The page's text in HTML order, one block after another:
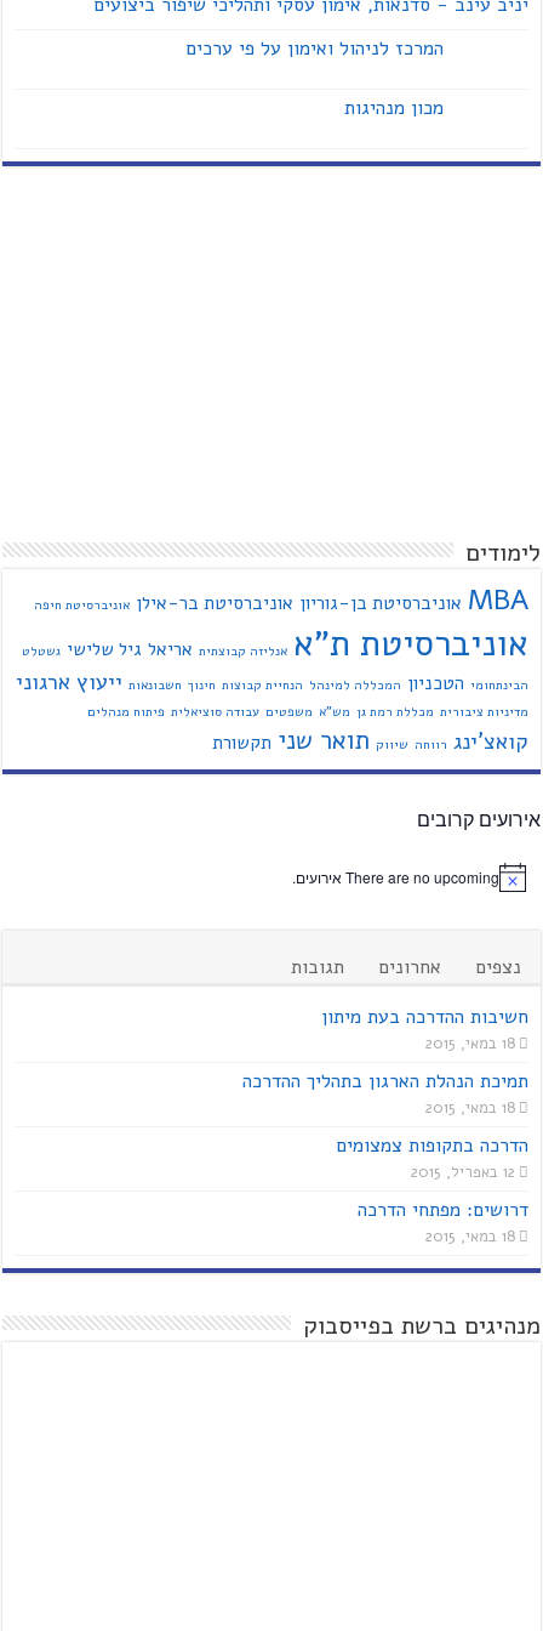
המרכז לניהול ואימון על פי ערכים
מכון מנהיגות
לימודים
MBA אוניברסיטת בן-גוריון אוניברסיטת בר-אילן אוניברסיטת חיפה
אוניברסיטת ת"א אנליזה קבוצתית אריאל גיל שלישי גשטלט
הבינתחומי הטכניון המכללה למינהל הנחיית קבוצות חינוך חשבונאות ייעוץ ארגוני
מדיניות ציבורית מכללת רמת גן מש"א משפטים עבודה סוציאלית פיתוח מנהלים
קואצ'ינג רווחה שיווק תואר שני תקשורת
אירועים קרובים
There are no upcoming אירועים.
נצפים אחרונים
תגובות
חשיבות ההדרכה בעת מיתון
18 במאי, 2015
תמיכת הנהלת הארגון בתהליך ההדרכה
18 במאי, 2015
הדרכה בתקופות צמצומים
12 באפריל, 2015
דרושים: מפתחי הדרכה
18 במאי, 2015
מנהיגים ברשת בפייסבוק